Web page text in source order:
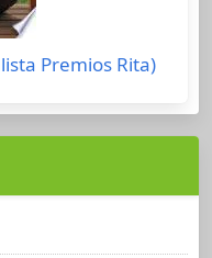
Premios Rita)